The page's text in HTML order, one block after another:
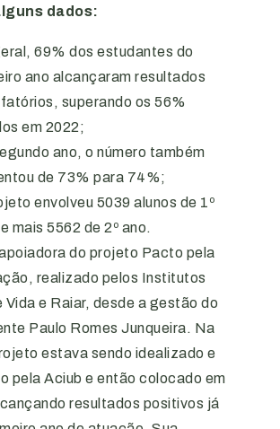
dados:
69% dos estudantes do
ano alcançaram resultados
superando os 56%
em 2022;
ano, o número também
de 73% para 74%;
envolveu 5039 alunos de 1º
mais 5562 de 2º ano.
do projeto Pacto pela
realizado pelos Institutos
Vida e Raiar, desde a gestão do
Paulo Romes Junqueira. Na
estava sendo idealizado e
pela Aciub e então colocado em
resultados positivos já